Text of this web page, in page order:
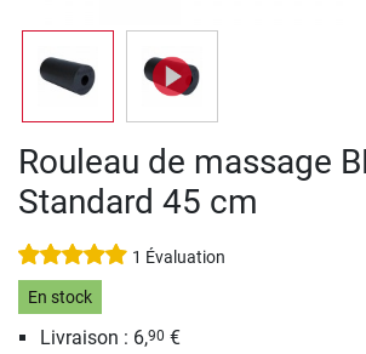
Rouleau de massage
Standard 45 cm
1 Évaluation
En stock
Livraison : 6,90 €